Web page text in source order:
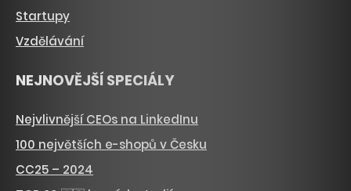
Startupy
Vzdělávání
NEJNOVĚJŠÍ SPECIÁLY
Nejvlivnější CEOs na LinkedInu
100 největších e-shopů v Česku
CC25 – 2024